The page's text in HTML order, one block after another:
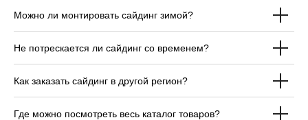
ОТВЕЧАЕМ НА
ЧАСТЫЕ ВОПРОСЫ
ПЕРЕД ПОКУПКОЙ
САЙДИНГА
Можно ли монтировать сайдинг зимой?
Не потрескается ли сайдинг со временем?
Как заказать сайдинг в другой регион?
Где можно посмотреть весь каталог товаров?